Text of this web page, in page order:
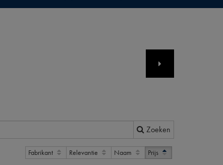
Zoeken
Fabrikant Relevantie Naam Prijs